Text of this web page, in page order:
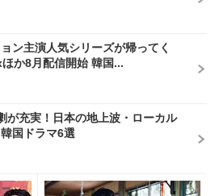
ン主演人気シリーズが帰ってく
か8月配信開始 韓国...
が充実！日本の地上波・ローカル
国ドラマ6選